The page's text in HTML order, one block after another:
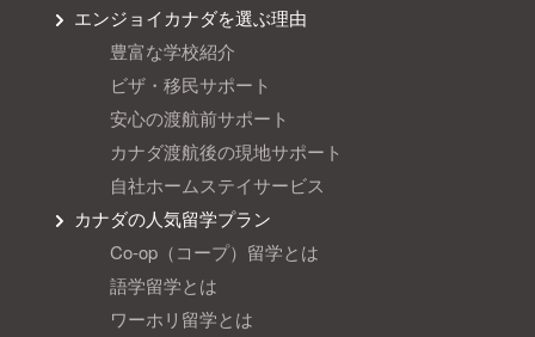
エンジョイカナダを選ぶ理由
豊富な学校紹介
ビザ・移民サポート
安心の渡航前サポート
カナダ渡航後の現地サポート
自社ホームステイサービス
カナダの人気留学プラン
Co-op（コープ）留学とは
語学留学とは
ワーホリ留学とは